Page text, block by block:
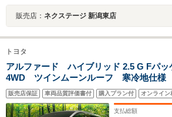
販売店： ネクステージ 新潟東店
トヨタ
アルファード ハイブリッド 2.5 G Fパッ
4WD ツインムーンルーフ 寒冷地仕様
ー 純正10.5型ナビ 全周囲カメラ 両
電動リアゲート シートベンチレーショ
ド メモリ機能付パワーシート
販売店保証 車両品質評価書付 購入プラン付 オンライン
支払総額